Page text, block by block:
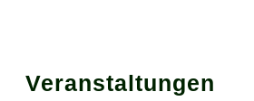
Veranstaltungen